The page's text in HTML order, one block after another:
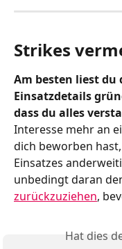
Strikes
Am besten liest du
Einsatzdetails
dass du alles
Interesse mehr an
dich beworben
Einsatzes
unbedingt daran
zurückzuziehen,
Hat dies